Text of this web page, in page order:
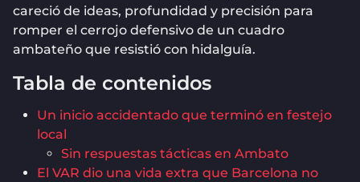
careció de ideas, profundidad y precisión para
romper el cerrojo defensivo de un cuadro
ambateño que resistió con hidalguía.
Tabla de contenidos
Un inicio accidentado que terminó en festejo
local
Sin respuestas tácticas en Ambato
El VAR dio una vida extra que Barcelona no